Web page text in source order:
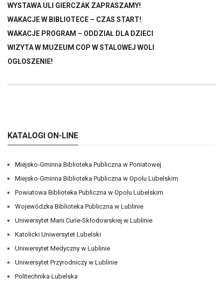
WYSTAWA ULI GIERCZAK ZAPRASZAMY!
WAKACJE W BIBLIOTECE – CZAS START!
WAKACJE PROGRAM – ODDZIAŁ DLA DZIECI
WIZYTA W MUZEUM COP W STALOWEJ WOLI
OGŁOSZENIE!
KATALOGI ON-LINE
Miejsko-Gminna Biblioteka Publiczna w Poniatowej
Miejsko-Gminna Biblioteka Publiczna w Opolu Lubelskim
Powiatowa Biblioteka Publiczna w Opolu Lubelskim
Wojewódzka Biblioteka Publiczna w Lublinie
Uniwersytet Marii Curie-Skłodowskiej w Lublinie
Katolicki Uniwersytet Lubelski
Uniwersytet Medyczny w Lublinie
Uniwersytet Przyrodniczy w Lublinie
Politechnika Lubelska